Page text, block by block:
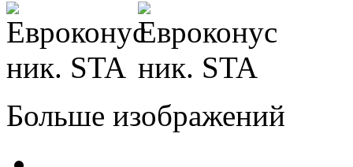
Больше изображений